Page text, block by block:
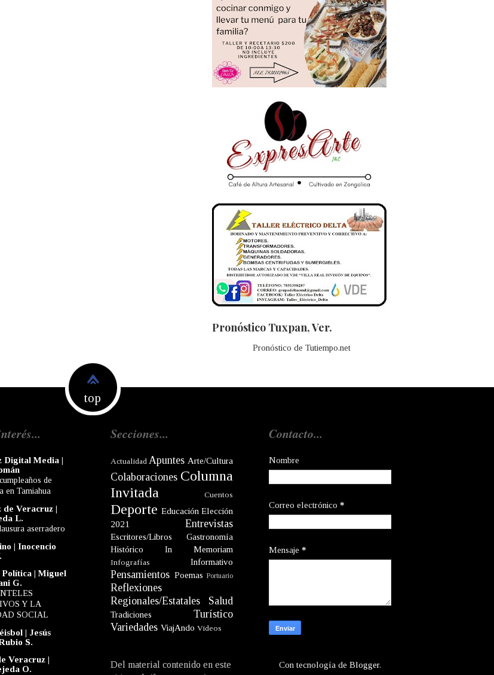
Pronóstico Tuxpan, Ver.
Pronóstico de Tutiempo.net
top
Digital Media |
de
en Tamiahua
de Veracruz |
L.
aserradero
| Inocencio
| Miguel
G.
Y LA
SOCIAL
| Jesús
S.
Veracruz |
O.
Secciones...
Actualidad Apuntes Arte/Cultura
Colaboraciones Columna
Invitada
Cuentos
Deporte Educación Elección
2021
Entrevistas
Escritores/Libros
Gastronomía
Histórico
In Memoriam
Infografías Informativo
Pensamientos Poemas Portuario
Reflexiones
Regionales/Estatales
Salud
Tradiciones
Turístico
Variedades ViajAndo Videos
Del material contenido en este
Contacto...
Nombre
Correo electrónico *
Mensaje *
Con tecnología de Blogger.